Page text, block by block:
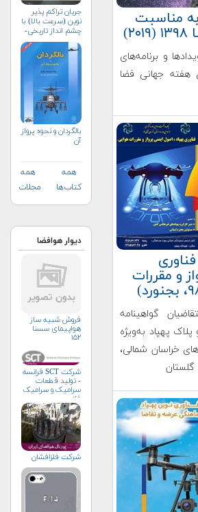
مناسبت
و برنامه‌های
هفته جهانی فضا
دوره کشوری ۱۶۲ فناوری
و مقررات
گواهینامه
پهپاد به‌ویژه
خراسان شمالی،
گلستان
جریان تراکم پذیر
نوین (سرعت بالا) با
چشم انداز تاریخی-
جلد دوم
بالگردان و نحوه پرواز
آن
همه
کتاب‌ها
همه
مجلات
دیوار هوافضا
فروش شبیه ساز
هواپیمای سسنا
۱۵۲
شرکت SCT فرانسه
- تولید قطعات
سرامیک و سرامیک
فلز
شرکت فلزافشان